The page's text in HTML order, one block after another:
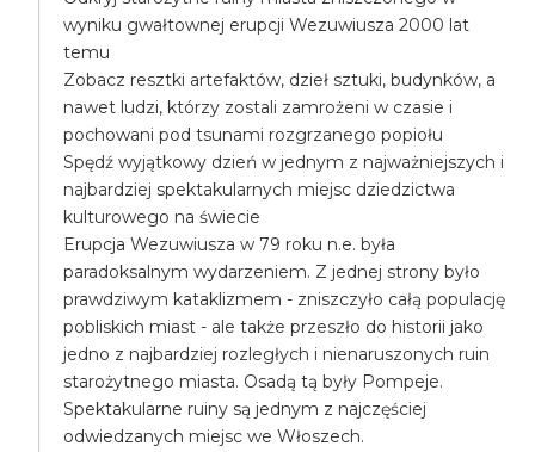
wyniku gwałtownej erupcji Wezuwiusza 2000 lat
temu
Zobacz resztki artefaktów, dzieł sztuki, budynków, a
nawet ludzi, którzy zostali zamrożeni w czasie i
pochowani pod tsunami rozgrzanego popiołu
Spędź wyjątkowy dzień w jednym z najważniejszych i
najbardziej spektakularnych miejsc dziedzictwa
kulturowego na świecie
Erupcja Wezuwiusza w 79 roku n.e. była
paradoksalnym wydarzeniem. Z jednej strony było
prawdziwym kataklizmem - zniszczyło całą populację
pobliskich miast - ale także przeszło do historii jako
jedno z najbardziej rozległych i nienaruszonych ruin
starożytnego miasta. Osadą tą były Pompeje.
Spektakularne ruiny są jednym z najczęściej
odwiedzanych miejsc we Włoszech.